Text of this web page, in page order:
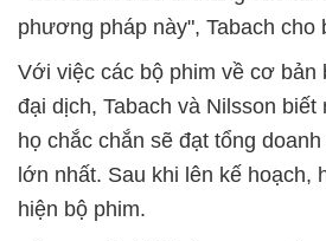
phương pháp này", Tabach cho
Với việc các bộ phim về cơ bản
đại dịch, Tabach và Nilsson biết
họ chắc chắn sẽ đạt tổng
lớn nhất. Sau khi lên kế hoạch,
hiện bộ phim.